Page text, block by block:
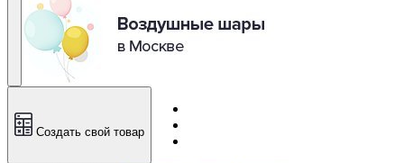
Создать свой товар